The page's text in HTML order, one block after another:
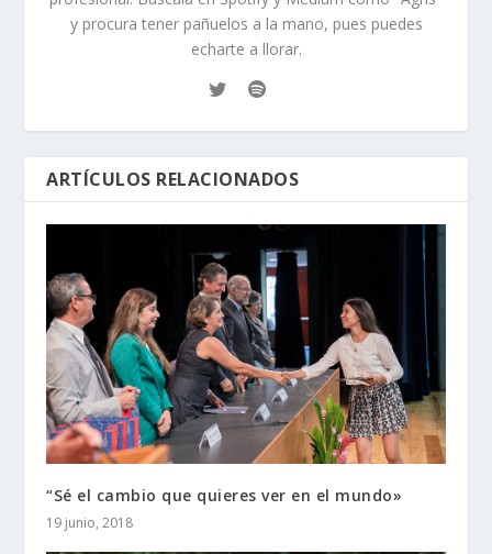
y procura tener pañuelos a la mano, pues puedes
echarte a llorar.
ARTÍCULOS RELACIONADOS
“Sé el cambio que quieres ver en el mundo»
19 junio, 2018